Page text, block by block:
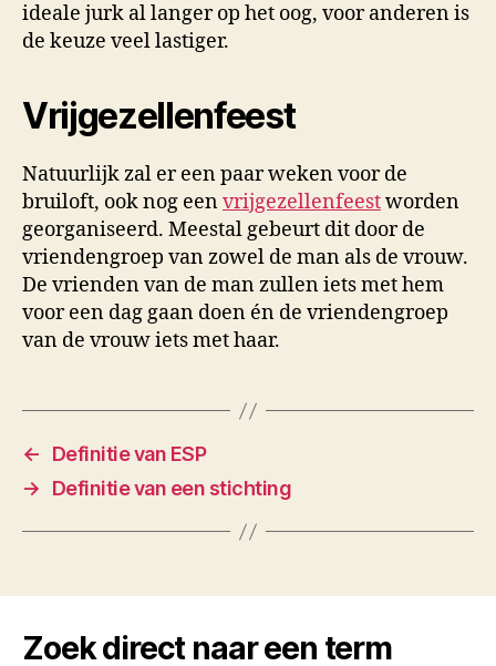
ideale jurk al langer op het oog, voor anderen is
de keuze veel lastiger.
Vrijgezellenfeest
Natuurlijk zal er een paar weken voor de
bruiloft, ook nog eenvrijgezellenfeestworden
georganiseerd. Meestal gebeurt dit door de
vriendengroep van zowel de man als de vrouw.
De vrienden van de man zullen iets met hem
voor een dag gaan doen én de vriendengroep
van de vrouw iets met haar.
←
Definitie van ESP
→
Definitie van een stichting
Zoek direct naar een term